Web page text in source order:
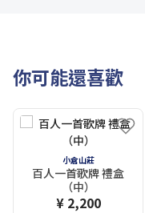
你可能還喜歡
小倉山莊
百人一首歌牌 禮盒
（中）
¥ 2,200